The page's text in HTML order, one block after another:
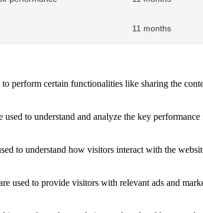
11 months
perform certain functionalities like sharing the
used to understand and analyze the key
to understand how visitors interact with the
used to provide visitors with relevant ads and